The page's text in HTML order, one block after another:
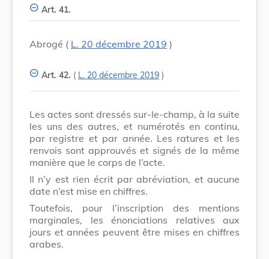
Art. 41.
Abrogé ( L. 20 décembre 2019 )
Art. 42. ( L. 20 décembre 2019 )
Les actes sont dressés sur-le-champ, à la suite
les uns des autres, et numérotés en continu,
par registre et par année. Les ratures et les
renvois sont approuvés et signés de la même
manière que le corps de l’acte.
Il n’y est rien écrit par abréviation, et aucune
date n’est mise en chiffres.
Toutefois, pour l’inscription des mentions
marginales, les énonciations relatives aux
jours et années peuvent être mises en chiffres
arabes.